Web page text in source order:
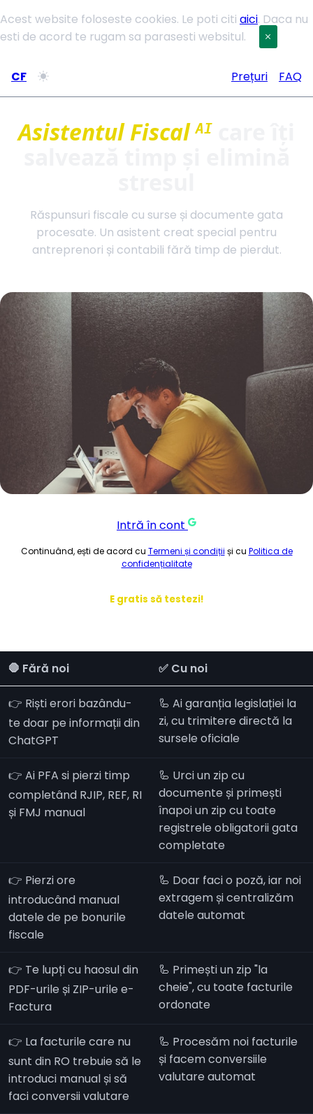
Acest website foloseste cookies. Le poti citi aici. Daca nu
esti de acord te rugam sa parasesti websitul.
CF Prețuri FAQ
Asistentul FiscalAI
Răspunsuri fiscale cu surse și documente gata
procesate. Un asistent creat special pentru
antreprenori și contabili fără timp de pierdut.
Intră în cont
Continuând, ești de acord cu Termeni și condiții și cu Politica de
confidențialitate
E gratis să testezi!
🛑 Fără noi ✅ Cu noi
👉 Riști erori bazându-
te doar pe informații din
ChatGPT
🦾 Ai garanția legislației la
zi, cu trimitere directă la
sursele oficiale
👉 Ai PFA si pierzi timp
completând RJIP, REF, RI
și FMJ manual
🦾 Urci un zip cu
documente și primești
înapoi un zip cu toate
registrele obligatorii gata
completate
👉 Pierzi ore
introducând manual
datele de pe bonurile
fiscale
🦾 Doar faci o poză, iar noi
extragem și centralizăm
datele automat
👉 Te lupți cu haosul din
PDF-urile și ZIP-urile e-
Factura
🦾 Primești un zip "la
cheie", cu toate facturile
ordonate
👉 La facturile care nu
sunt din RO trebuie să le
introduci manual și să
faci conversii valutare
🦾 Procesăm noi facturile
și facem conversiile
valutare automat